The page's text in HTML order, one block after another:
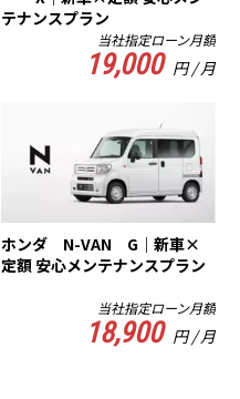
テナンスプラン
当社指定ローン月額
19,000 円 / 月
ホンダ N-VAN G｜新車×
定額 安心メンテナンスプラン
当社指定ローン月額
18,900 円 / 月